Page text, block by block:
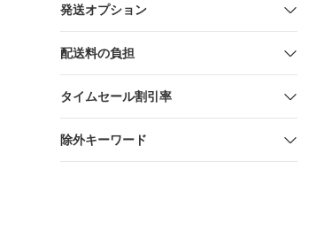
発送オプション
配送料の負担
タイムセール割引率
除外キーワード